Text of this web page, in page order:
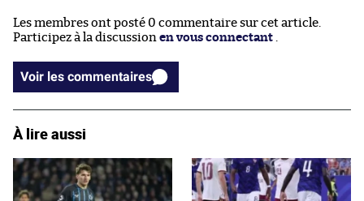
Les membres ont posté 0 commentaire sur cet article.
Participez à la discussion en vous connectant .
Voir les commentaires
À lire aussi